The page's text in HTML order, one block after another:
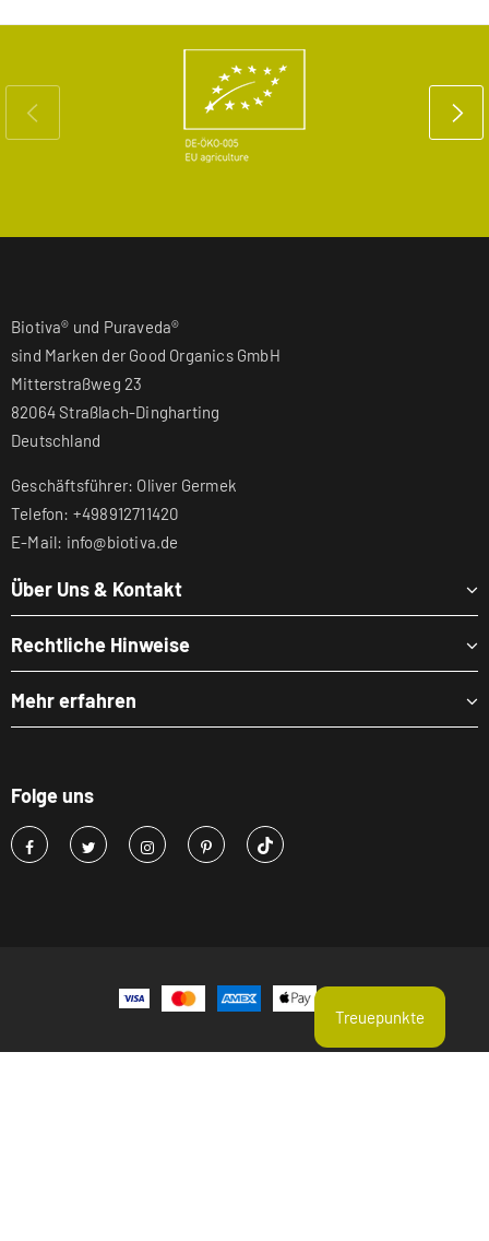
Biotiva® und Puraveda®
sind Marken der Good Organics GmbH
Mitterstraßweg 23
82064 Straßlach-Dingharting
Deutschland
Geschäftsführer: Oliver Germek
Telefon: +498912711420
E-Mail: info@biotiva.de
Über Uns & Kontakt
Rechtliche Hinweise
Mehr erfahren
Folge uns
Treuepunkte